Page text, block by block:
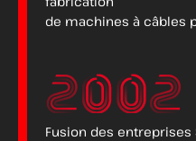
de machines à câbles
Fusion des